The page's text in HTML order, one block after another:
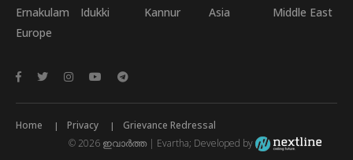
Ernakulam
Idukki Kannur Asia
Middle East
Europe
Home Privacy
Grievance Redressal
© 2026 ഇവാർത്ത | Evartha; Developed by